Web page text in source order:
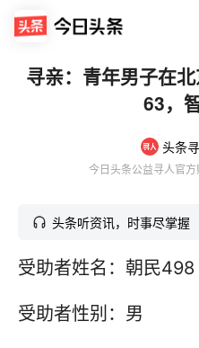
寻亲：青年男子在
63，
头条
今日头条公益寻人官方
头条听资讯，时事尽掌握
受助者姓名：朝民498
受助者性别：男